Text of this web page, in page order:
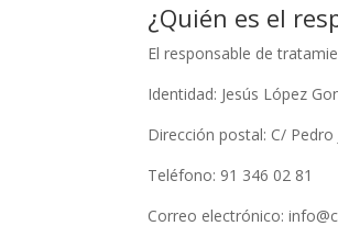
¿Quién es el
El responsable de
Identidad: Jesús López
Dirección postal: C/
Teléfono: 91 346 02 81
Correo electrónico: